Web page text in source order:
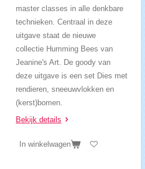
master classes in alle denkbare
technieken. Centraal in deze
uitgave staat de nieuwe
collectie Humming Bees van
Jeanine's Art. De goody van
deze uitgave is een set Dies met
rendieren, sneeuwvlokken en
(kerst)bomen.
Bekijk details
In winkelwagen